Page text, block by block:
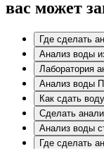
вас может
Где сделать
Анализ воды
Лаборатория
Анализ воды
Как сдать
Сделать
Анализ воды
Где сделать